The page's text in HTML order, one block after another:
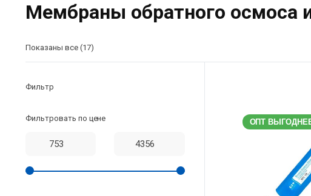
Мембраны обратного осмоса
Показаны все (17)
ОПТ
Фильтр
Фильтровать по цене